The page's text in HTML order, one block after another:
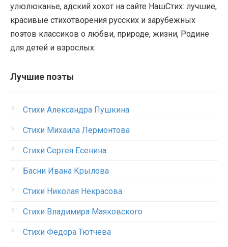
улюлюканье, адский хохот на сайте НашСтих: лучшие,
красивые стихотворения русских и зарубежных
поэтов классиков о любви, природе, жизни, Родине
для детей и взрослых.
Лучшие поэты
Стихи Александра Пушкина
Стихи Михаила Лермонтова
Стихи Сергея Есенина
Басни Ивана Крылова
Стихи Николая Некрасова
Стихи Владимира Маяковского
Стихи Федора Тютчева